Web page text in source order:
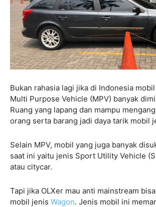
Bukan rahasia lagi jika di Indonesia
Multi Purpose Vehicle (MPV) banyak
Ruang yang lapang dan mampu
orang serta barang jadi daya tarik mobil
Selain MPV, mobil yang juga banyak
saat ini yaitu jenis Sport Utility Vehicle
atau citycar.
Tapi jika OLXer mau anti mainstream
mobil jenis Wagon. Jenis mobil ini